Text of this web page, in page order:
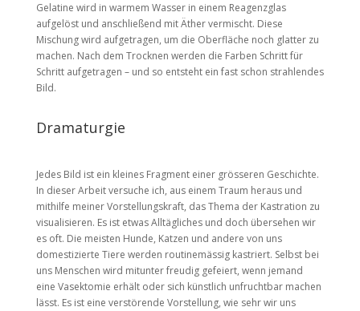
Gelatine wird in warmem Wasser in einem Reagenzglas
aufgelöst und anschließend mit Äther vermischt. Diese
Mischung wird aufgetragen, um die Oberfläche noch glatter zu
machen. Nach dem Trocknen werden die Farben Schritt für
Schritt aufgetragen – und so entsteht ein fast schon strahlendes
Bild.
Dramaturgie
Jedes Bild ist ein kleines Fragment einer grösseren Geschichte.
In dieser Arbeit versuche ich, aus einem Traum heraus und
mithilfe meiner Vorstellungskraft, das Thema der Kastration zu
visualisieren. Es ist etwas Alltägliches und doch übersehen wir
es oft. Die meisten Hunde, Katzen und andere von uns
domestizierte Tiere werden routinemässig kastriert. Selbst bei
uns Menschen wird mitunter freudig gefeiert, wenn jemand
eine Vasektomie erhält oder sich künstlich unfruchtbar machen
lässt. Es ist eine verstörende Vorstellung, wie sehr wir uns